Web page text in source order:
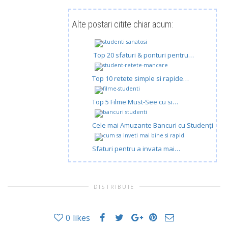
Alte postari citite chiar acum:
Top 20 sfaturi & ponturi pentru…
Top 10 retete simple si rapide…
Top 5 Filme Must-See cu si…
Cele mai Amuzante Bancuri cu Studenți
Sfaturi pentru a invata mai…
DISTRIBUIE
0 likes